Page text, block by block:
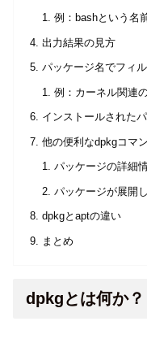
例：bashという名
出力結果の見方
パッケージ名でフィ
例：カーネル関連
インストールされた
他の便利なdpkgコマ
パッケージの詳細
パッケージが展開
dpkgとaptの違い
まとめ
dpkgとは何か？